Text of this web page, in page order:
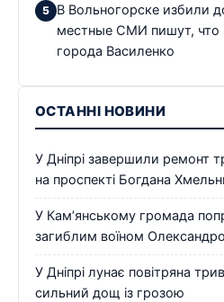
В Вольногорске избили
местные СМИ пишут, что
города Василенко
ОСТАННІ НОВИНИ
У Дніпрі завершили ремонт
на проспекті Богдана
У Кам’янському громада
загиблим воїном
У Дніпрі лунає повітряна
сильний дощ із грозою